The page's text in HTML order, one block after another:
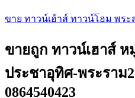
ขาย ทาวน์เฮ้าส์ ทาวน์โฮม พระ
ขายถูก ทาวน์เฮาส์
ประชาอุทิศ-พระราม
0864540423